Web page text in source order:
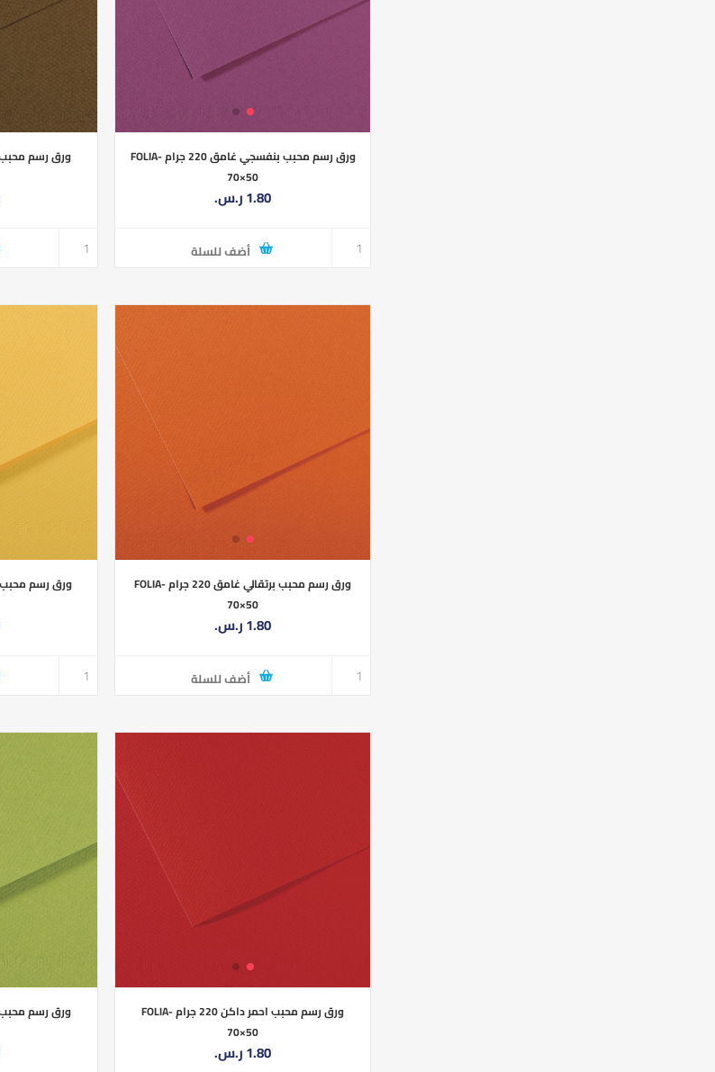
ورق رسم محبب بنفسجي غامق 220 جرام FOLIA-
70×50
1.80 ر.س.‏
أضف للسلة
ورق رسم محبب برتقالي غامق 220 جرام FOLIA-
70×50
1.80 ر.س.‏
أضف للسلة
ورق رسم محبب احمر داكن 220 جرام FOLIA-
70×50
1.80 ر.س.‏